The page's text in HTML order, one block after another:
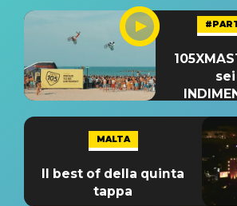
MALTA
Il best of della quinta
tappa